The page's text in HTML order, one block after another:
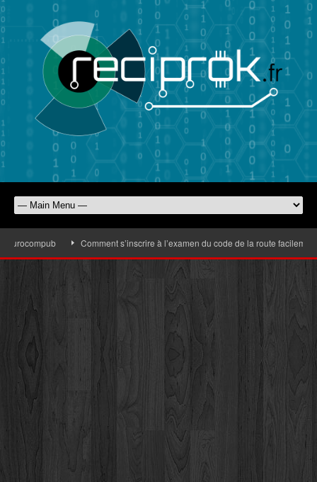
Comment s’inscrire à l’examen du code de la route facilement